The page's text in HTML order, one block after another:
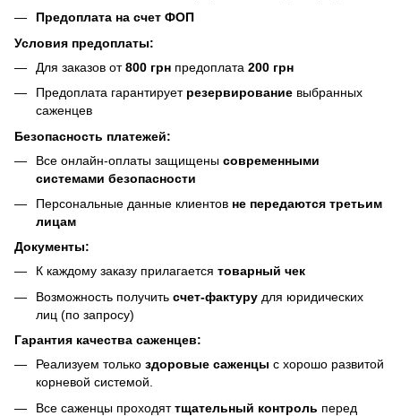
Предоплата на счет ФОП
Условия предоплаты:
Для заказов от800 грн предоплата 200 грн
Предоплата гарантирует резервирование выбранных
саженцев
Безопасность платежей:
Все онлайн-оплаты защищены современными
системами безопасности
Персональные данные клиентов не передаются третьим
лицам
Документы:
К каждому заказу прилагается товарный чек
Возможность получить счет-фактуру для юридических
лиц (по запросу)
Гарантия качества саженцев:
Реализуем только здоровые саженцы с хорошо развитой
корневой системой.
Все саженцы проходяттщательный контроль перед